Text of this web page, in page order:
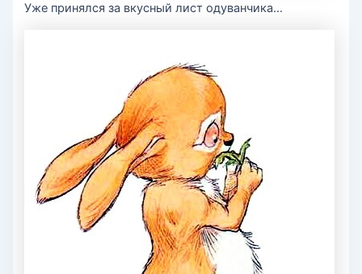
Уже принялся за вкусный лист одуванчика…